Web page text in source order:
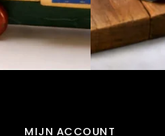
MIJN ACCOUNT